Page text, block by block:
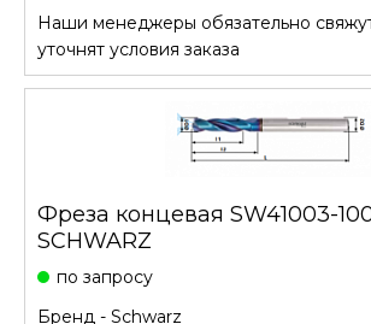
СТОИМОСТЬ
Наши менеджеры обязательно
уточнят условия заказа
Фреза концевая SW41003-
SCHWARZ
по запросу
Бренд - Schwarz